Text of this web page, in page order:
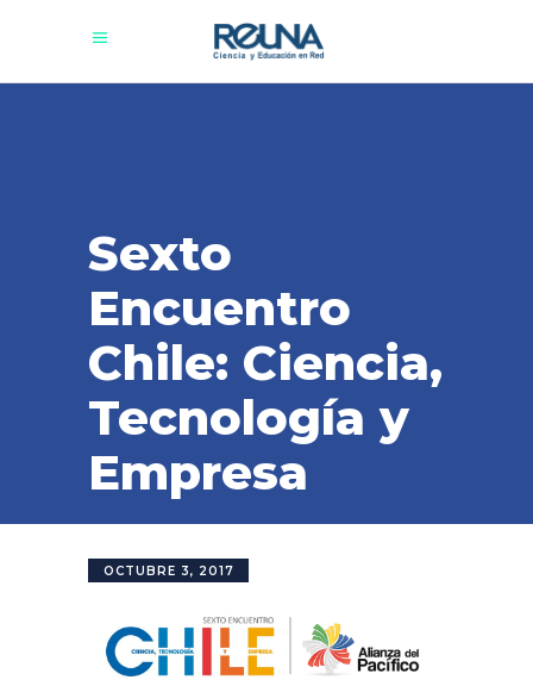
Sexto
Encuentro
Chile: Ciencia,
Tecnología y
Empresa
OCTUBRE 3, 2017